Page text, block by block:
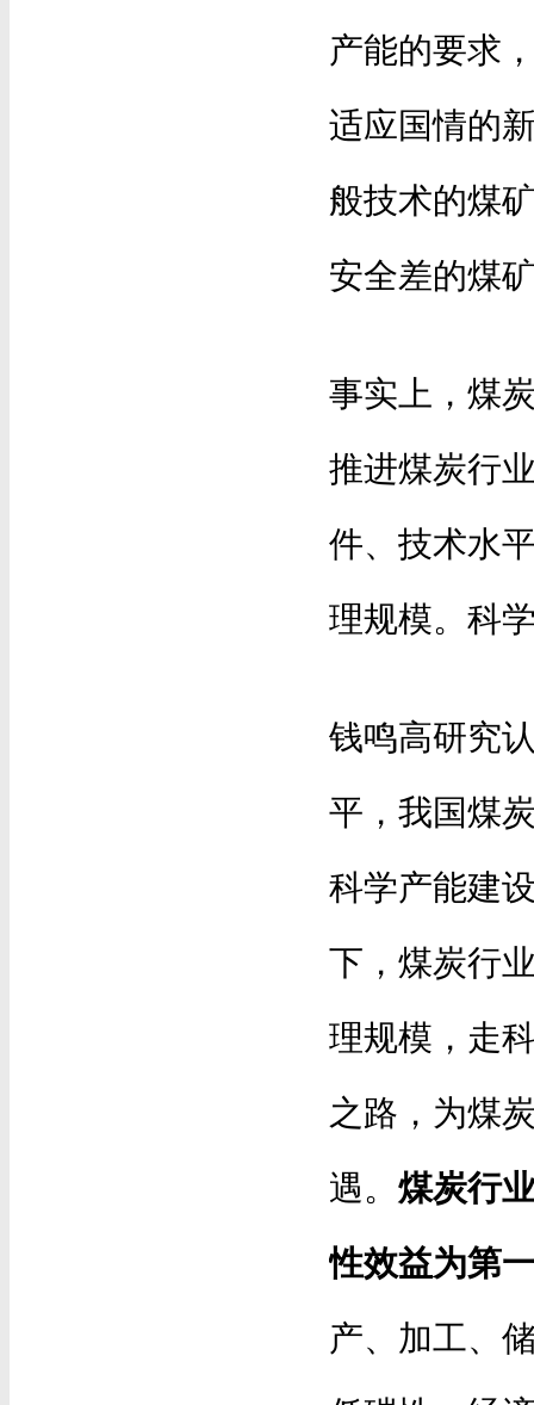
产能的要求
适应国情的
般技术的煤
安全差的煤
事实上，煤
推进煤炭行
件、技术水
理规模。科
钱鸣高研究
平，我国煤
科学产能建
下，煤炭行
理规模，走
之路，为煤
遇。 煤炭行
性效益为第
产、加工、